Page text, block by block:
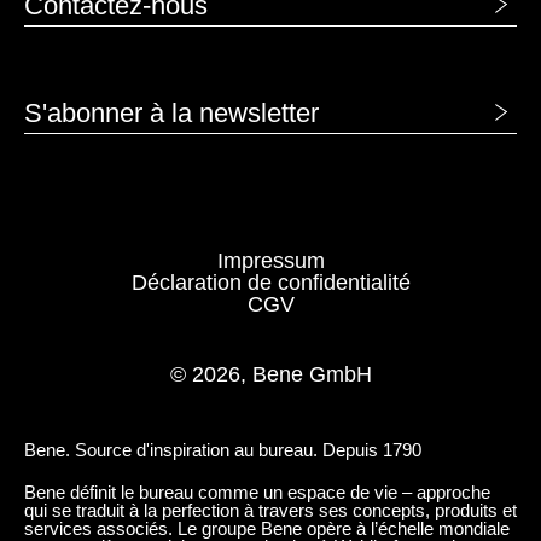
S'abonner à la newsletter
© 2026, Bene GmbH
Impressum
Déclaration de confidentialité
CGV
Bene. Source d'inspiration au bureau. Depuis 1790
Bene définit le bureau comme un espace de vie – approche
qui se traduit à la perfection à travers ses concepts, produits et
services associés. Le groupe Bene opère à l’échelle mondiale